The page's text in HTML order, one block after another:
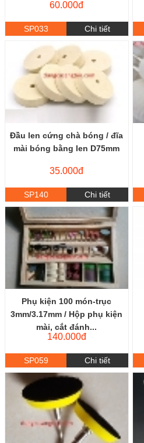
60.000đ
SP033 Chi tiết
Đầu len cứng chà bóng / đĩa
mài bóng bằng len D75mm
35.000đ
SP140 Chi tiết
Phụ kiện 100 món-trục
3mm/3.17mm / Hộp phụ kiện
mài, cắt đánh...
140.000đ
SP059 Chi tiết